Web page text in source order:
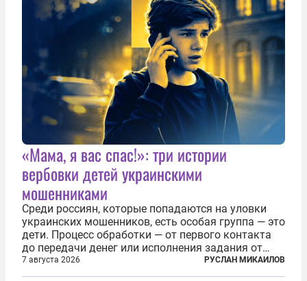
«Мама, я вас спас!»: три истории
вербовки детей украинскими
мошенниками
Среди россиян, которые попадаются на уловки
украинских мошенников, есть особая группа — это
дети. Процесс обработки — от первого контакта
до передачи денег или исполнения задания от
кураторов может занять от двух часов до
нескольких месяцев. Детей превращают в
7 августа 2026 РУСЛАН МИКАИЛОВ